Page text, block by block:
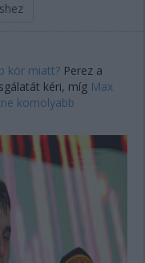
kör miatt? Perez a
kéri, míg Max
komolyabb